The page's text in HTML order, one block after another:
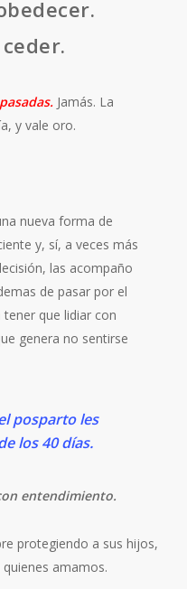
Jamás. La
y vale oro.
nueva forma de
y, sí, a veces más
las acompaño
de pasar por el
que lidiar con
genera no sentirse
posparto les
los 40 días.
entendimiento.
protegiendo a sus hijos,
amamos.